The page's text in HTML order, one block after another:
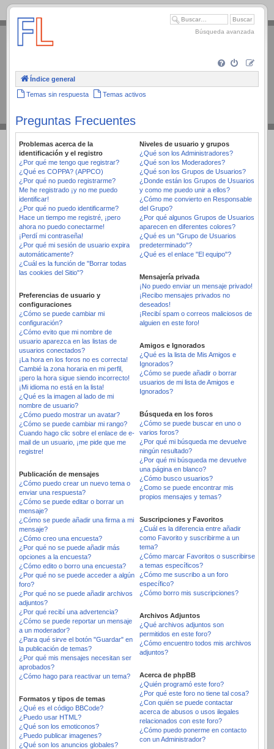
.
Búsqueda avanzada
Índice general
Temas sin respuesta Temas activos
Preguntas Frecuentes
Problemas acerca de la
identificación y el registro
¿Por qué me tengo que registrar?
¿Qué es COPPA? (APPCO)
¿Por qué no puedo registrarme?
Me he registrado ¡y no me puedo
identificar!
¿Por qué no puedo identificarme?
Hace un tiempo me registré, ¡pero
ahora no puedo conectarme!
¡Perdí mi contraseña!
¿Por qué mi sesión de usuario expira
automáticamente?
¿Cuál es la función de "Borrar todas
las cookies del Sitio"?
Preferencias de usuario y
configuraciones
¿Cómo se puede cambiar mi
configuración?
¿Cómo evito que mi nombre de
usuario aparezca en las listas de
usuarios conectados?
¡La hora en los foros no es correcta!
Cambié la zona horaria en mi perfil,
¡pero la hora sigue siendo incorrecto!
¡Mi idioma no está en la lista!
¿Qué es la imagen al lado de mi
nombre de usuario?
¿Cómo puedo mostrar un avatar?
¿Cómo se puede cambiar mi rango?
Cuando hago clic sobre el enlace de e-
mail de un usuario, ¡me pide que me
registre!
Publicación de mensajes
¿Cómo puedo crear un nuevo tema o
enviar una respuesta?
¿Cómo se puede editar o borrar un
mensaje?
¿Cómo se puede añadir una firma a mi
mensaje?
¿Cómo creo una encuesta?
¿Por qué no se puede añadir más
opciones a la encuesta?
¿Cómo edito o borro una encuesta?
¿Por qué no se puede acceder a algún
foro?
¿Por qué no se puede añadir archivos
adjuntos?
¿Por qué recibí una advertencia?
¿Cómo se puede reportar un mensaje
a un moderador?
¿Para qué sirve el botón "Guardar" en
la publicación de temas?
¿Por qué mis mensajes necesitan ser
aprobados?
¿Cómo hago para reactivar un tema?
Formatos y tipos de temas
¿Qué es el código BBCode?
¿Puedo usar HTML?
¿Qué son los emoticonos?
¿Puedo publicar imagenes?
¿Qué son los anuncios globales?
Niveles de usuario y grupos
¿Qué son los Administradores?
¿Qué son los Moderadores?
¿Qué son los Grupos de Usuarios?
¿Donde están los Grupos de Usuarios
y como me puedo unir a ellos?
¿Cómo me convierto en Responsable
del Grupo?
¿Por qué algunos Grupos de Usuarios
aparecen en diferentes colores?
¿Qué es un "Grupo de Usuarios
predeterminado"?
¿Qué es el enlace "El equipo"?
Mensajería privada
¡No puedo enviar un mensaje privado!
¡Recibo mensajes privados no
deseados!
¡Recibí spam o correos maliciosos de
alguien en este foro!
Amigos e Ignorados
¿Qué es la lista de Mis Amigos e
Ignorados?
¿Cómo se puede añadir o borrar
usuarios de mi lista de Amigos e
Ignorados?
Búsqueda en los foros
¿Cómo se puede buscar en uno o
varios foros?
¿Por qué mi búsqueda me devuelve
ningún resultado?
¿Por qué mi búsqueda me devuelve
una página en blanco?
¿Cómo busco usuarios?
¿Como se puede encontrar mis
propios mensajes y temas?
Suscripciones y Favoritos
¿Cuál es la diferencia entre añadir
como Favorito y suscribirme a un
tema?
¿Cómo marcar Favoritos o suscribirse
a temas específicos?
¿Cómo me suscribo a un foro
específico?
¿Cómo borro mis suscripciones?
Archivos Adjuntos
¿Qué archivos adjuntos son
permitidos en este foro?
¿Cómo encuentro todos mis archivos
adjuntos?
Acerca de phpBB
¿Quién programó este foro?
¿Por qué este foro no tiene tal cosa?
¿Con quién se puede contactar
acerca de abusos o usos ilegales
relacionados con este foro?
¿Cómo puedo ponerme en contacto
con un Administrador?